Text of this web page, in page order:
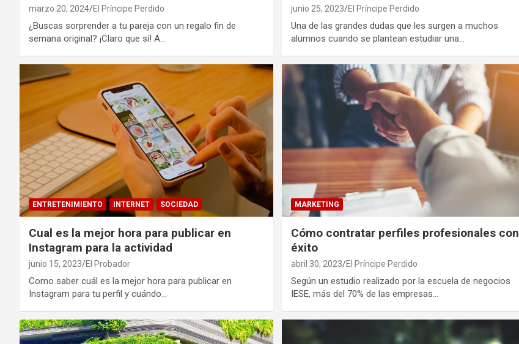
marzo 20, 2024 El Príncipe Perdido
¿Buscas sorprender a tu pareja con un regalo fin de
semana original? ¡Claro que sí! A…
junio 25, 2023 El Príncipe Perdido
Una de las grandes dudas que les surgen a muchos
alumnos cuando se plantean estudiar una…
ENTRETENIMIENTO INTERNET SOCIEDAD
Cual es la mejor hora para publicar en
Instagram para la actividad
junio 15, 2023 El Probador
Como saber cuál es la mejor hora para publicar en
Instagram para tu perfil y cuándo…
MARKETING
Cómo contratar perfiles profesionales con
éxito
abril 30, 2023 El Príncipe Perdido
Según un estudio realizado por la escuela de negocios
IESE, más del 70% de las empresas…